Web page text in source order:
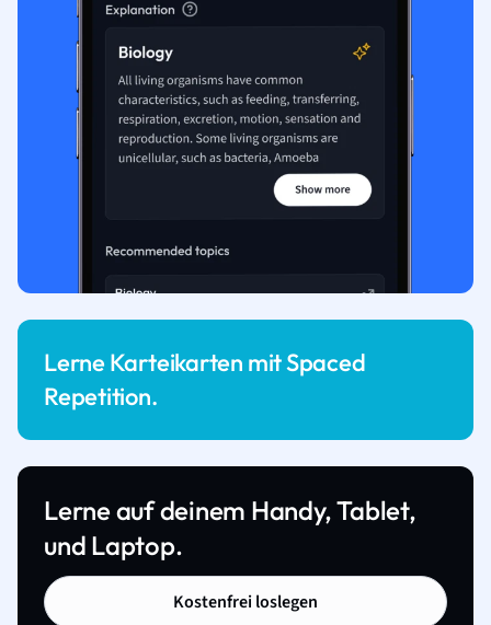
Lerne Karteikarten mit Spaced
Repetition.
Lerne auf deinem Handy, Tablet,
und Laptop.
Kostenfrei loslegen